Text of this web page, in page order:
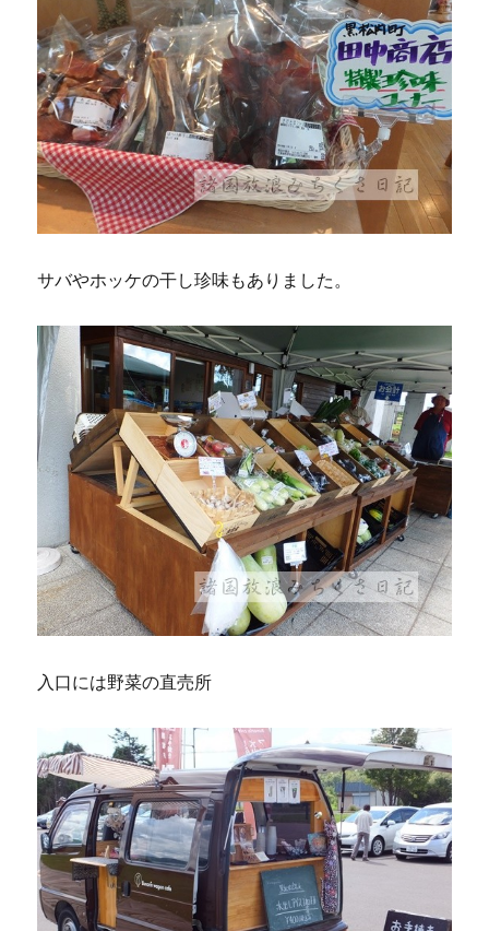
サバやホッケの干し珍味もありました。
入口には野菜の直売所